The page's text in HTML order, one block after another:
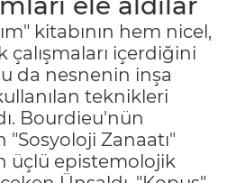
kitabının hem nicel,
içerdiğini
da nesnenin inşa
teknikleri
Bourdieu'nün
Zanaatı"
üçlü epistemolojik